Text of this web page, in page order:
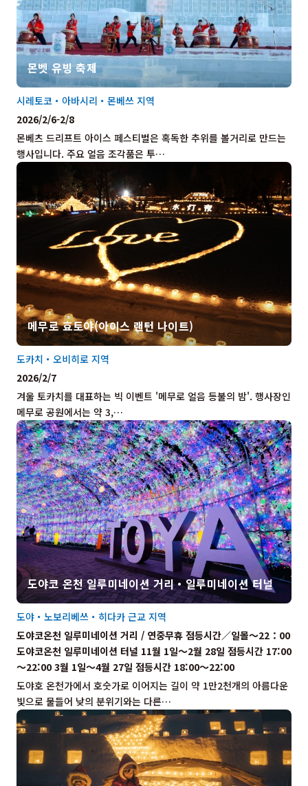
몬벳 유빙 축제
몬베츠 드리프트 아이스 페스티벌은 혹독한 추위를 볼거리로 만드는
행사입니다. 주요 얼음 조각품은 투…
시레토코・아바시리・몬베쓰 지역
2026/2/6-2/8
메무로 효토야(아이스 랜턴 나이트)
겨울 토카치를 대표하는 빅 이벤트 '메무로 얼음 등불의 밤'. 행사장인
메무로 공원에서는 약 3,…
도카치・오비히로 지역
2026/2/7
도야코 온천 일루미네이션 거리・일루미네이션 터널
도야호 온천가에서 호숫가로 이어지는 길이 약 1만2천개의 아름다운
빛으로 물들어 낮의 분위기와는 다른…
도야・노보리베쓰・히다카 근교 지역
도야코온천 일루미네이션 거리 / 연중무휴 점등시간／일몰～22：00
도야코온천 일루미네이션 터널 11월 1일～2월 28일 점등시간 17:00
～22:00 3월 1일～4월 27일 점등시간 18:00～22:00